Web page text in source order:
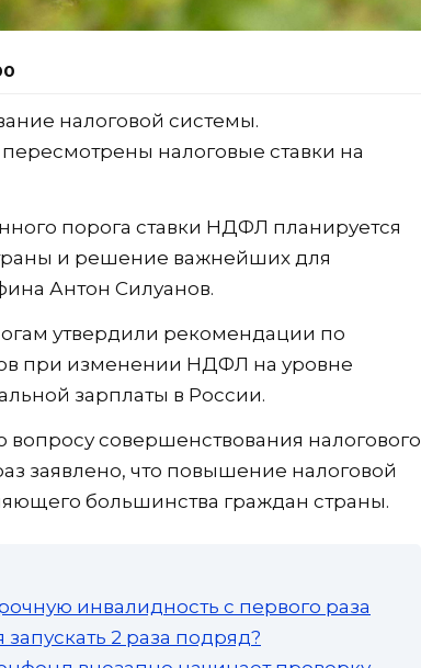
налоговой системы.
пересмотрены налоговые ставки на
порога ставки НДФЛ планируется
и решение важнейших для
Антон Силуанов.
утвердили рекомендации по
при изменении НДФЛ на уровне
зарплаты в России.
совершенствования налогового
заявлено, что повышение налоговой
большинства граждан страны.
инвалидность с первого раза
2 раза подряд?